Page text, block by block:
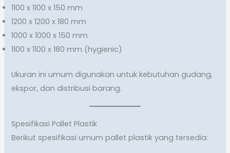
1100 x 1100 x 150 mm
1200 x 1200 x 180 mm
1000 x 1000 x 150 mm
1100 x 1100 x 180 mm (hygienic)
Ukuran ini umum digunakan untuk kebutuhan gudang,
ekspor, dan distribusi barang.
Spesifikasi Pallet Plastik
Berikut spesifikasi umum pallet plastik yang tersedia: